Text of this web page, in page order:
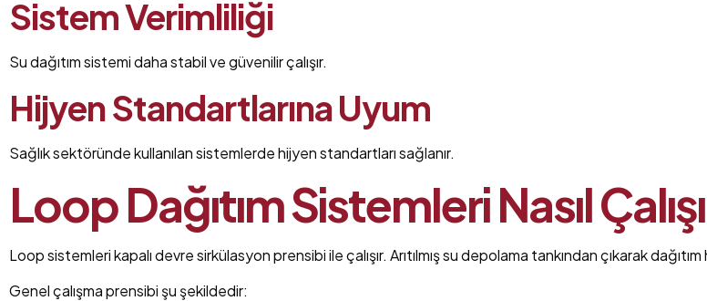
Sistem Verimliliği
Su dağıtım sistemi daha stabil ve güvenilir çalışır.
Hijyen Standartlarına Uyum
Sağlık sektöründe kullanılan sistemlerde hijyen standartları sağlanır.
Loop Dağıtım Sistemleri Nasıl
Loop sistemleri kapalı devre sirkülasyon prensibi ile çalışır. Arıtılmış su depolama tankından çıkarak
Genel çalışma prensibi şu şekildedir: